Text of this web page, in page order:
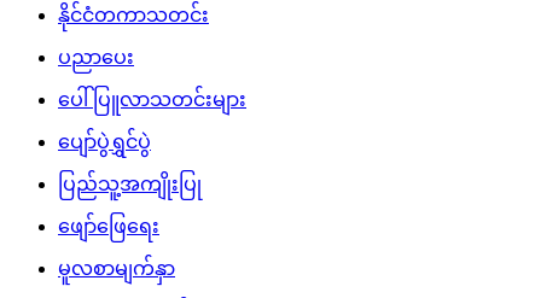
နိုင်ငံတကာသတင်း
ပညာပေး
ပေါ်ပြူလာသတင်းများ
ပျော်ပွဲရွှင်ပွဲ
ပြည်သူ့အကျိုးပြု
ဖျော်ဖြေရေး
မူလစာမျက်နှာ